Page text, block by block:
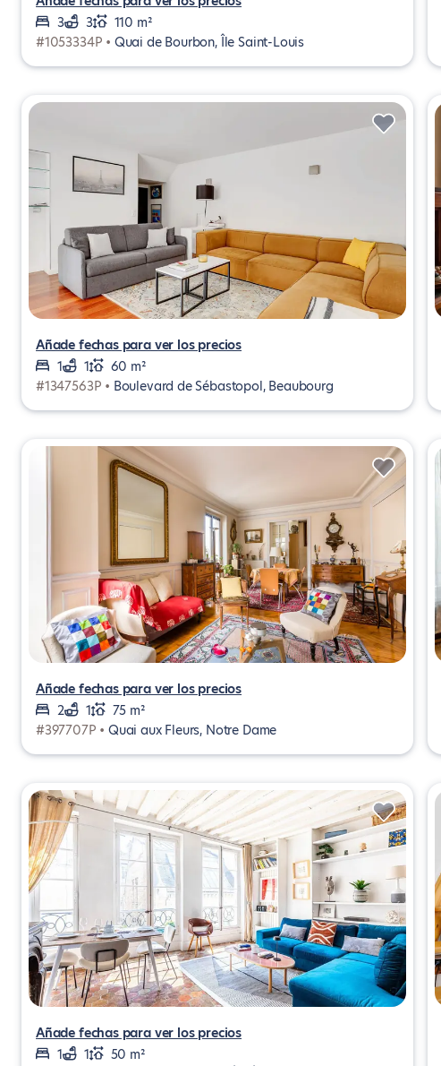
3
3
110 m²
#1053334P • Quai de Bourbon, Île Saint-Louis
Añade fechas para ver los precios
1
1
60 m²
#1347563P • Boulevard de Sébastopol, Beaubourg
Añade fechas para ver los precios
2
1
75 m²
#397707P •Quai aux Fleurs, Notre Dame
Añade fechas para ver los precios
1
1
50 m²